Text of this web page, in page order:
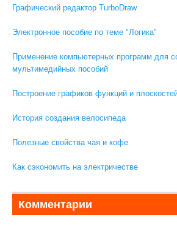
Графический редактор TurboDraw
Электронное пособие по теме "Логика"
Применение компьютерных программ для
мультимедийных пособий
Построение графиков функций и
История создания велосипеда
Полезные свойства чая и кофе
Как сэкономить на электричестве
Комментарии